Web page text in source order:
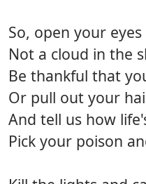
So, open your eyes
Not a cloud in the
Be thankful that
Or pull out your
And tell us how
Pick your poison